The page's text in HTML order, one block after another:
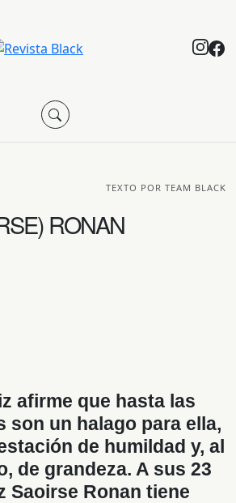
TEXTO POR TEAM BLACK
RONAN
afirme que hasta las
son un halago para ella,
de humildad y, al
de grandeza. A sus 23
Saoirse Ronan tiene